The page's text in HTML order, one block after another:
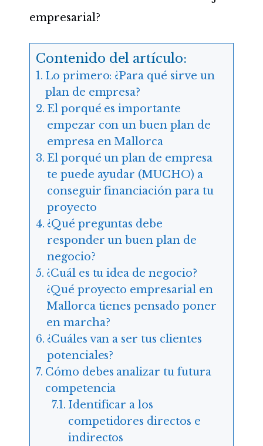
empresarial?
Contenido del artículo:
Lo primero: ¿Para qué sirve un
plan de empresa?
El porqué es importante
empezar con un buen plan de
empresa en Mallorca
El porqué un plan de empresa
te puede ayudar (MUCHO) a
conseguir financiación para tu
proyecto
¿Qué preguntas debe
responder un buen plan de
negocio?
¿Cuál es tu idea de negocio?
¿Qué proyecto empresarial en
Mallorca tienes pensado poner
en marcha?
¿Cuáles van a ser tus clientes
potenciales?
Cómo debes analizar tu futura
competencia
Identificar a los
competidores directos e
indirectos